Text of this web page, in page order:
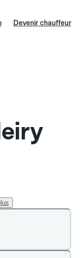
Devenir chauffeur